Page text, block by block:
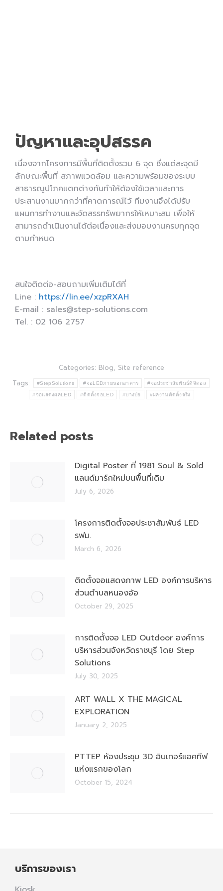
ปัญหาและอุปสรรค
เนื่องจากโครงการมีพื้นที่ติดตั้งรวม 6 จุด ซึ่งแต่ละจุดมี
ลักษณะพื้นที่ สภาพแวดล้อม และความพร้อมของระบบ
สาธารณูปโภคแตกต่างกันทำให้ต้องใช้เวลาและการ
ประสานงานมากกว่าที่คาดการณ์ไว้ ทีมงานจึงได้ปรับ
แผนการทำงานและจัดสรรทรัพยากรให้เหมาะสม เพื่อให้
สามารถดำเนินงานได้ต่อเนื่องและส่งมอบงานครบทุกจุด
ตามกำหนด
สนใจติดต่อ-สอบถามเพิ่มเติมได้ที่
Line : https://lin.ee/xzpRXAH
E-mail : sales@step-solutions.com
Tel. : 02 106 2757
Categories: Blog, Site reference
Tags:
#StepSolutions #จอLEDภายนอกอาคาร #จอประชาสัมพันธ์ดิจิตอล
#จอแสดงผลLED #ติดตั้งจอLED #บางบ่อ #ผลงานติดตั้งจริง
Related posts
Digital Poster ที่ 1981 Soul & Sold
แลนด์มาร์กใหม่บนพื้นที่เดิม
July 6, 2026
โครงการติดตั้งจอประชาสัมพันธ์ LED
รฟม.
March 6, 2026
ติดตั้งจอแสดงภาพ LED องค์การบริหาร
ส่วนตำบลหนองอ้อ
October 29, 2025
การติดตั้งจอ LED Outdoor องค์การ
บริหารส่วนจังหวัดราชบุรี โดย Step
Solutions
July 30, 2025
ART WALL X THE MAGICAL
EXPLORATION
January 2, 2025
PTTEP ห้องประชุม 3D อินเทอร์แอคทีฟ
แห่งแรกของโลก
October 15, 2024
บริการของเรา